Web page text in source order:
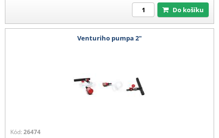
Do košíku
Venturiho pumpa 2"
Kód: 26474